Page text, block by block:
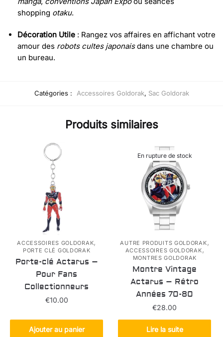
shopping otaku.
Décoration Utile : Rangez vos affaires en affichant votre
amour des robots cultes japonaisdans une chambre ou
un bureau.
Catégories : Accessoires Goldorak, Sac Goldorak
Produits similaires
ACCESSOIRES GOLDORAK,
PORTE CLÉ GOLDORAK
Porte-clé Actarus –
Pour Fans
Collectionneurs
€10.00
Ajouter au panier
En rupture de stock
AUTRE PRODUITS GOLDORAK,
ACCESSOIRES GOLDORAK,
MONTRES GOLDORAK
Montre Vintage
Actarus – Rétro
Années 70-80
€28.00
Lire la suite